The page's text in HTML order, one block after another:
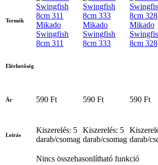
Termék
Mikado
Swingfish
8cm 311
Mikado
Swingfish
8cm 333
Mikado
8cm 328
Elérhetőség
Ár 590 Ft 590 Ft 590 Ft
Leírás
Kiszerelés: 5
darab/csomag
Kiszerelés: 5
darab/csomag darab/
Nincs összehasonlítható funkció